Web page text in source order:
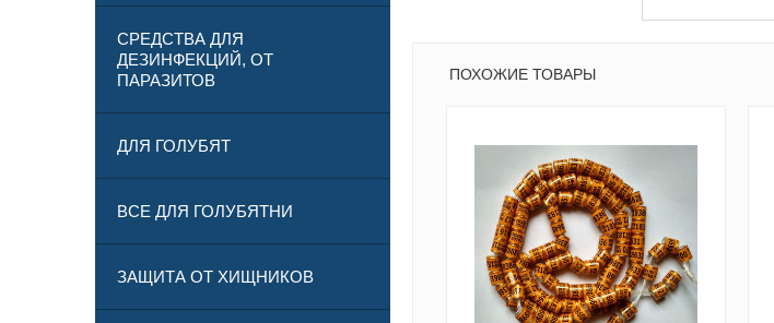
ПОХОЖИЕ ТОВАРЫ
СРЕДСТВА ДЛЯ
ДЕЗИНФЕКЦИЙ, ОТ
ПАРАЗИТОВ
ДЛЯ ГОЛУБЯТ
ВСЕ ДЛЯ ГОЛУБЯТНИ
ЗАЩИТА ОТ ХИЩНИКОВ